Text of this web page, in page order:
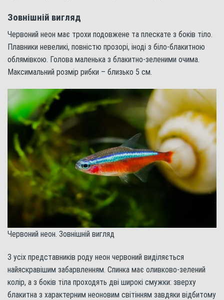
Зовнішній вигляд
Червоний неон має трохи подовжене та плескате з боків тіло.
Плавники невеликі, повністю прозорі, іноді з біло-блакитною
облямівкою. Голова маленька з блакитно-зеленими очима.
Максимальний розмір рибки – близько 5 см.
Червоний неон. Зовнішній вигляд
З усіх представників роду неон червоний виділяється
найяскравішим забарвленням. Спинка має оливково-зелений
колір, а з боків тіла проходять дві широкі смужки: зверху
блакитна з характерним неоновим світінням завдяки відбитому